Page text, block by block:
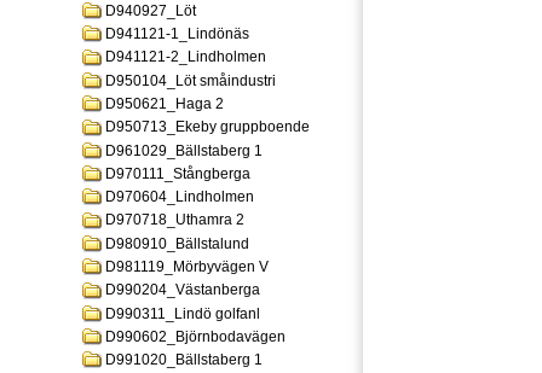
D940927_Löt
D941121-1_Lindönäs
D941121-2_Lindholmen
D950104_Löt småindustri
D950621_Haga 2
D950713_Ekeby gruppboende
D961029_Bällstaberg 1
D970111_Stångberga
D970604_Lindholmen
D970718_Uthamra 2
D980910_Bällstalund
D981119_Mörbyvägen V
D990204_Västanberga
D990311_Lindö golfanl
D990602_Björnbodavägen
D991020_Bällstaberg 1